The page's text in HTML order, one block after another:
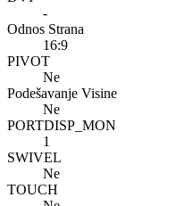
-
Odnos Strana
16:9
PIVOT
Ne
Podešavanje Visine
Ne
PORTDISP_MON
1
SWIVEL
Ne
TOUCH